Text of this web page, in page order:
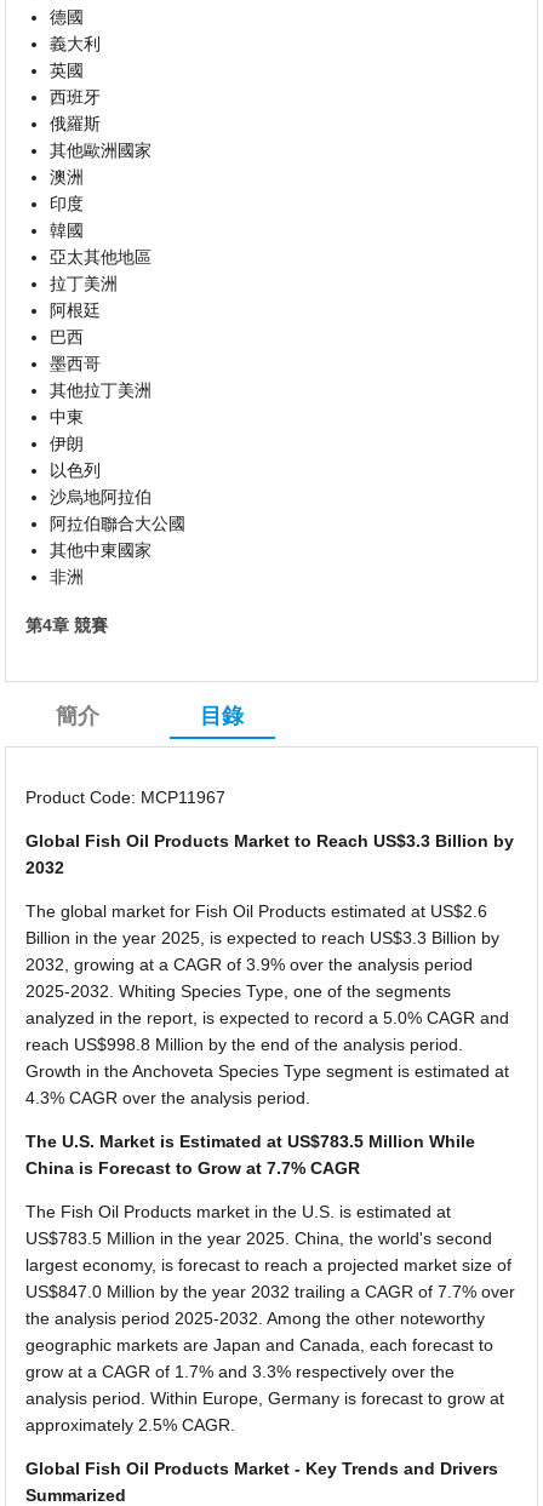
德國
義大利
英國
西班牙
俄羅斯
其他歐洲國家
澳洲
印度
韓國
亞太其他地區
拉丁美洲
阿根廷
巴西
墨西哥
其他拉丁美洲
中東
伊朗
以色列
沙烏地阿拉伯
阿拉伯聯合大公國
其他中東國家
非洲
第4章 競賽
簡介 目錄
Product Code: MCP11967
Global Fish Oil Products Market to Reach US$3.3 Billion by
2032
The global market for Fish Oil Products estimated at US$2.6
Billion in the year 2025, is expected to reach US$3.3 Billion by
2032, growing at a CAGR of 3.9% over the analysis period
2025-2032. Whiting Species Type, one of the segments
analyzed in the report, is expected to record a 5.0% CAGR and
reach US$998.8 Million by the end of the analysis period.
Growth in the Anchoveta Species Type segment is estimated at
4.3% CAGR over the analysis period.
The U.S. Market is Estimated at US$783.5 Million While
China is Forecast to Grow at 7.7% CAGR
The Fish Oil Products market in the U.S. is estimated at
US$783.5 Million in the year 2025. China, the world's second
largest economy, is forecast to reach a projected market size of
US$847.0 Million by the year 2032 trailing a CAGR of 7.7% over
the analysis period 2025-2032. Among the other noteworthy
geographic markets are Japan and Canada, each forecast to
grow at a CAGR of 1.7% and 3.3% respectively over the
analysis period. Within Europe, Germany is forecast to grow at
approximately 2.5% CAGR.
Global Fish Oil Products Market - Key Trends and Drivers
Summarized